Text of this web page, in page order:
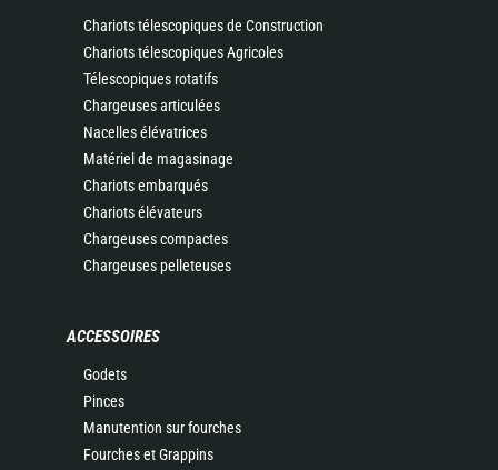
Chariots télescopiques de Construction
Chariots télescopiques Agricoles
Télescopiques rotatifs
Chargeuses articulées
Nacelles élévatrices
Matériel de magasinage
Chariots embarqués
Chariots élévateurs
Chargeuses compactes
Chargeuses pelleteuses
ACCESSOIRES
Godets
Pinces
Manutention sur fourches
Fourches et Grappins